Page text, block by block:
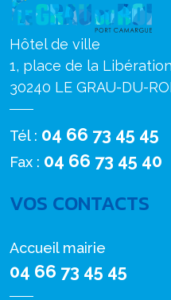
Hôtel de ville
1, place de la
30240 LE GRAU-DU-ROI
Tél : 04 66 73 45 45
Fax : 04 66 73 45 40
VOS CONTACTS
Accueil mairie
04 66 73 45 45